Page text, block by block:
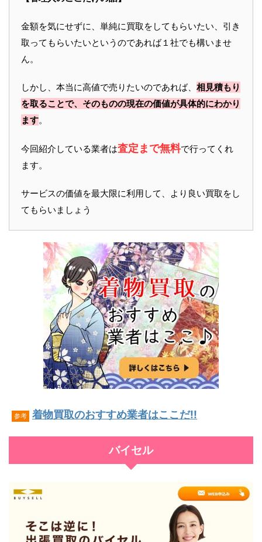
金額を気にせずに、単純に買取をしてもらいたい、引き
取ってもらいたいというのであれば１社でも構いませ
ん。
しかし、本当に高値で売りたいのであれば、 相見積もり
を取ることで、そのものの現在の価値が具体的にわかり
ます。
今回紹介している業者は査定まで無料で行ってくれ
ます。
サービスの価値を最大限に利用して、より良い買取をし
てもらいましょう
参考 着物買取のおすすめ業者はここだ!!
バイセル